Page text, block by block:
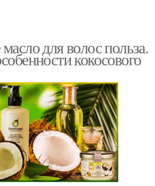
для волос польза.
кокосового